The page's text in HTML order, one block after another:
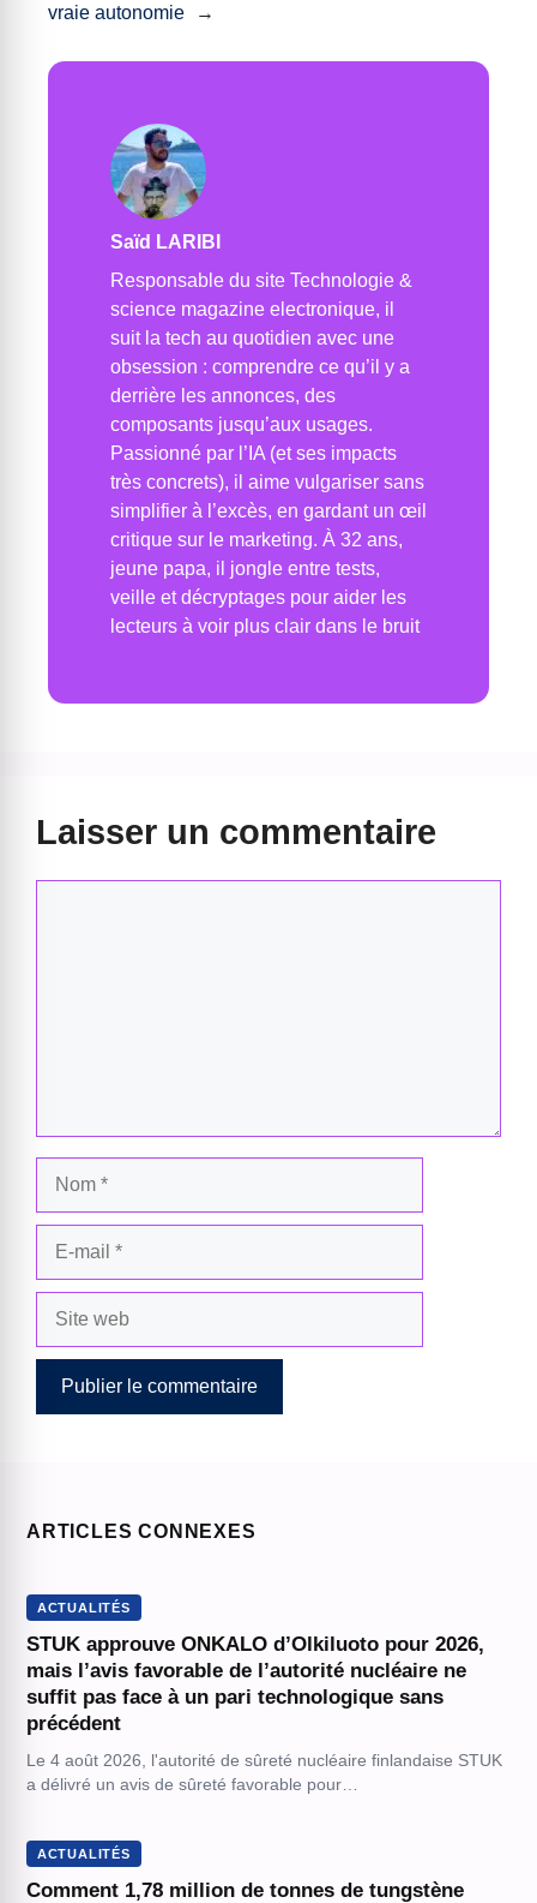
vraie autonomie →
Saïd LARIBI
Responsable du site Technologie &
science magazine electronique, il
suit la tech au quotidien avec une
obsession : comprendre ce qu’il y a
derrière les annonces, des
composants jusqu’aux usages.
Passionné par l’IA (et ses impacts
très concrets), il aime vulgariser sans
simplifier à l’excès, en gardant un œil
critique sur le marketing. À 32 ans,
jeune papa, il jongle entre tests,
veille et décryptages pour aider les
lecteurs à voir plus clair dans le bruit
Laisser un commentaire
ARTICLES CONNEXES
ACTUALITÉS
STUK approuve ONKALO d’Olkiluoto pour 2026,
mais l’avis favorable de l’autorité nucléaire ne
suffit pas face à un pari technologique sans
précédent
Le 4 août 2026, l'autorité de sûreté nucléaire finlandaise STUK
a délivré un avis de sûreté favorable pour…
ACTUALITÉS
Comment 1,78 million de tonnes de tungstène